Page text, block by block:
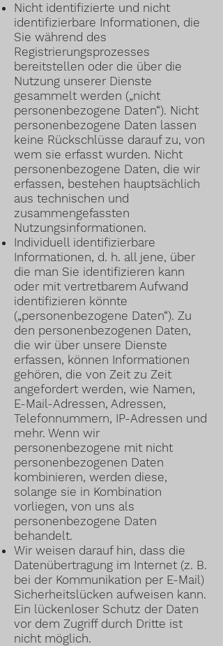
Nicht identifizierte und nicht
identifizierbare Informationen, die
Sie während des
Registrierungsprozesses
bereitstellen oder die über die
Nutzung unserer Dienste
gesammelt werden („nicht
personenbezogene Daten“). Nicht
personenbezogene Daten lassen
keine Rückschlüsse darauf zu, von
wem sie erfasst wurden. Nicht
personenbezogene Daten, die wir
erfassen, bestehen hauptsächlich
aus technischen und
zusammengefassten
Nutzungsinformationen.
Individuell identifizierbare
Informationen, d. h. all jene, über
die man Sie identifizieren kann
oder mit vertretbarem Aufwand
identifizieren könnte
(„personenbezogene Daten“). Zu
den personenbezogenen Daten,
die wir über unsere Dienste
erfassen, können Informationen
gehören, die von Zeit zu Zeit
angefordert werden, wie Namen,
E-Mail-Adressen, Adressen,
Telefonnummern, IP-Adressen und
mehr. Wenn wir
personenbezogene mit nicht
personenbezogenen Daten
kombinieren, werden diese,
solange sie in Kombination
vorliegen, von uns als
personenbezogene Daten
behandelt.
Wir weisen darauf hin, dass die
Datenübertragung im Internet (z. B.
bei der Kommunikation per E-Mail)
Sicherheitslücken aufweisen kann.
Ein lückenloser Schutz der Daten
vor dem Zugriff durch Dritte ist
nicht möglich.